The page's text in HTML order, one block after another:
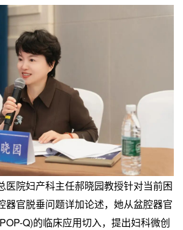
院妇产科主任郝晓园教授针对当前困
器官脱垂问题详加论述，她从盆腔器官
Q)的临床应用切入，提出妇科微创